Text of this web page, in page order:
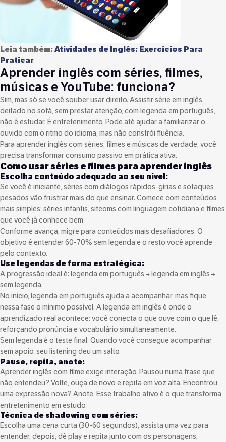
Leia também:Atividades de Inglês: Exercícios Para
Praticar
Aprender inglês com séries, filmes,
músicas e YouTube: funciona?
Sim, mas só se você souber usar direito. Assistir série em inglês
deitado no sofá, sem prestar atenção, com legenda em português,
não é estudar. É entretenimento. Pode até ajudar a familiarizar o
ouvido com o ritmo do idioma, mas não constrói fluência.
Para aprender inglês com séries, filmes e músicas de verdade, você
precisa transformar consumo passivo em prática ativa.
Como usar séries e filmes para aprender inglês
Escolha conteúdo adequado ao seu nível:
Se você é iniciante, séries com diálogos rápidos, gírias e sotaques
pesados vão frustrar mais do que ensinar. Comece com conteúdos
mais simples; séries infantis, sitcoms com linguagem cotidiana e filmes
que você já conhece bem.
Conforme avança, migre para conteúdos mais desafiadores. O
objetivo é entender 60-70% sem legenda e o resto você aprende
pelo contexto.
Use legendas de forma estratégica:
A progressão ideal é: legenda em português → legenda em inglês →
sem legenda.
No início, legenda em português ajuda a acompanhar, mas fique
nessa fase o mínimo possível. A legenda em inglês é onde o
aprendizado real acontece: você conecta o que ouve com o que lê,
reforçando pronúncia e vocabulário simultaneamente.
Sem legenda é o teste final. Quando você consegue acompanhar
sem apoio, seu listening deu um salto.
Pause, repita, anote:
Aprender inglês com filme exige interação. Pausou numa frase que
não entendeu? Volte, ouça de novo e repita em voz alta. Encontrou
uma expressão nova? Anote. Esse trabalho ativo é o que transforma
entretenimento em estudo.
Técnica de shadowing com séries:
Escolha uma cena curta (30-60 segundos), assista uma vez para
entender, depois, dê play e repita junto com os personagens,